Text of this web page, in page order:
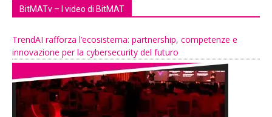
BitMATv – I video di BitMAT
TrendAI rafforza l’ecosistema: partnership, competenze e
innovazione per la cybersecurity del futuro